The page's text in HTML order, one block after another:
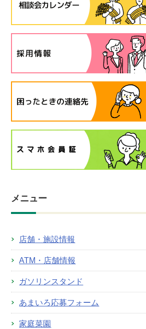
メニュー
店舗・施設情報
ATM・店舗情報
ガソリンスタンド
あまいろ応募フォーム
家庭菜園